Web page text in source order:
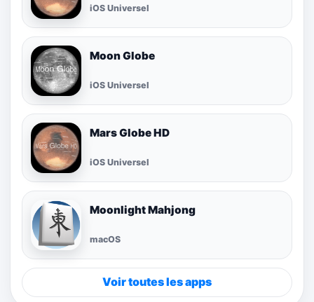
iOS Universel
Moon Globe
iOS Universel
Mars Globe HD
iOS Universel
Moonlight Mahjong
macOS
Voir toutes les apps